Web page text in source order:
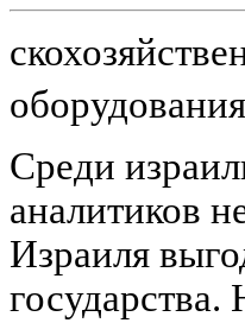
оборудования
Среди
аналитиков
Израиля
государства.